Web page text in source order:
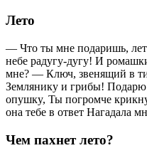
Лето
— Что ты мне подаришь,
небе pадyгy-дyгy! И
мне? — Ключ, звенящий в
Землянику и грибы!
опyшкy, Ты погpомче
она тебе в ответ Нагадала
Чем пахнет лето?